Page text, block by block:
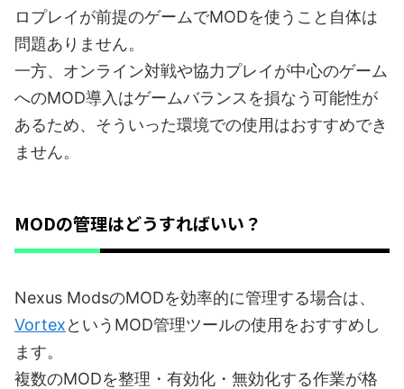
ロプレイが前提のゲームでMODを使うこと自体は
問題ありません。
一方、オンライン対戦や協力プレイが中心のゲーム
へのMOD導入はゲームバランスを損なう可能性が
あるため、そういった環境での使用はおすすめでき
ません。
MODの管理はどうすればいい？
Nexus ModsのMODを効率的に管理する場合は、
VortexというMOD管理ツールの使用をおすすめし
ます。
複数のMODを整理・有効化・無効化する作業が格